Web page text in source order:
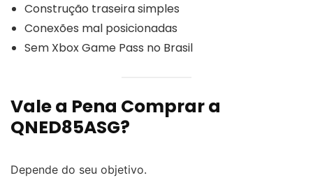
Construção traseira simples
Conexões mal posicionadas
Sem Xbox Game Pass no Brasil
Vale a Pena Comprar a
QNED85ASG?
Depende do seu objetivo.